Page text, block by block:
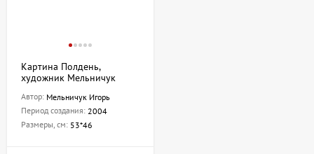
Картина Полдень,
художник Мельничук
Автор: Мельничук Игорь
Период создания: 2004
Размеры, см: 53*46